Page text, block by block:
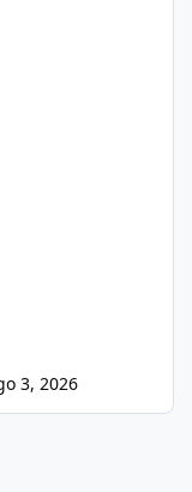
3, 2026